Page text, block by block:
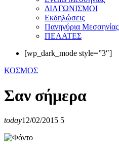
ΔΙΑΓΩΝΙΣΜΟΙ
Εκδηλώσεις
Πανηγύρια Μεσσηνίας
ΠΕΛΑΤΕΣ
[wp_dark_mode style=”3″]
ΚΟΣΜΟΣ
Σαν σήμερα
today12/02/2015 5